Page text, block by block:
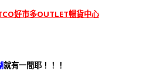
好市多OUTLET暢貨中心
就有一間耶！！！